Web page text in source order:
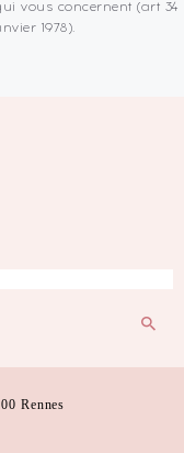
vous concernent (art 34
1978).
Rennes